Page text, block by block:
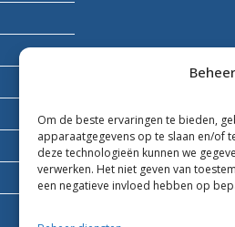
Om de beste ervaringen te bieden,
apparaatgegevens op te slaan en/of
deze technologieën kunnen we
verwerken. Het niet geven van
een negatieve invloed hebben op